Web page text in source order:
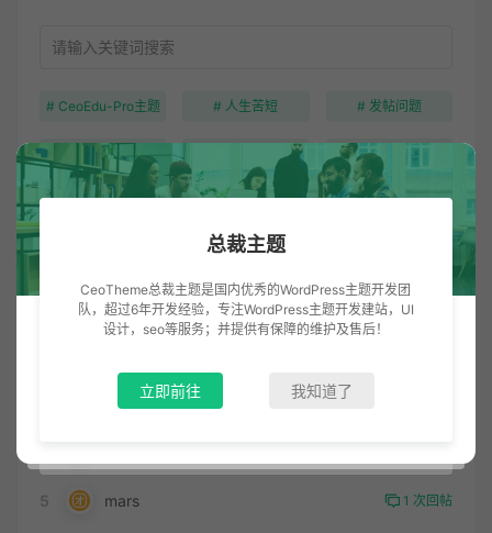
# CeoEdu-Pro主题 # 人生苦短 # 发帖问题
# 测试标签 # 论坛功能
总裁主题 5 次回帖
5 mars 1 次回帖
总裁主题
CeoTheme总裁主题是国内优秀的WordPress主题开发团
队，超过6年开发经验，专注WordPress主题开发建站，UI
设计，seo等服务；并提供有保障的维护及售后！
立即前往 我知道了